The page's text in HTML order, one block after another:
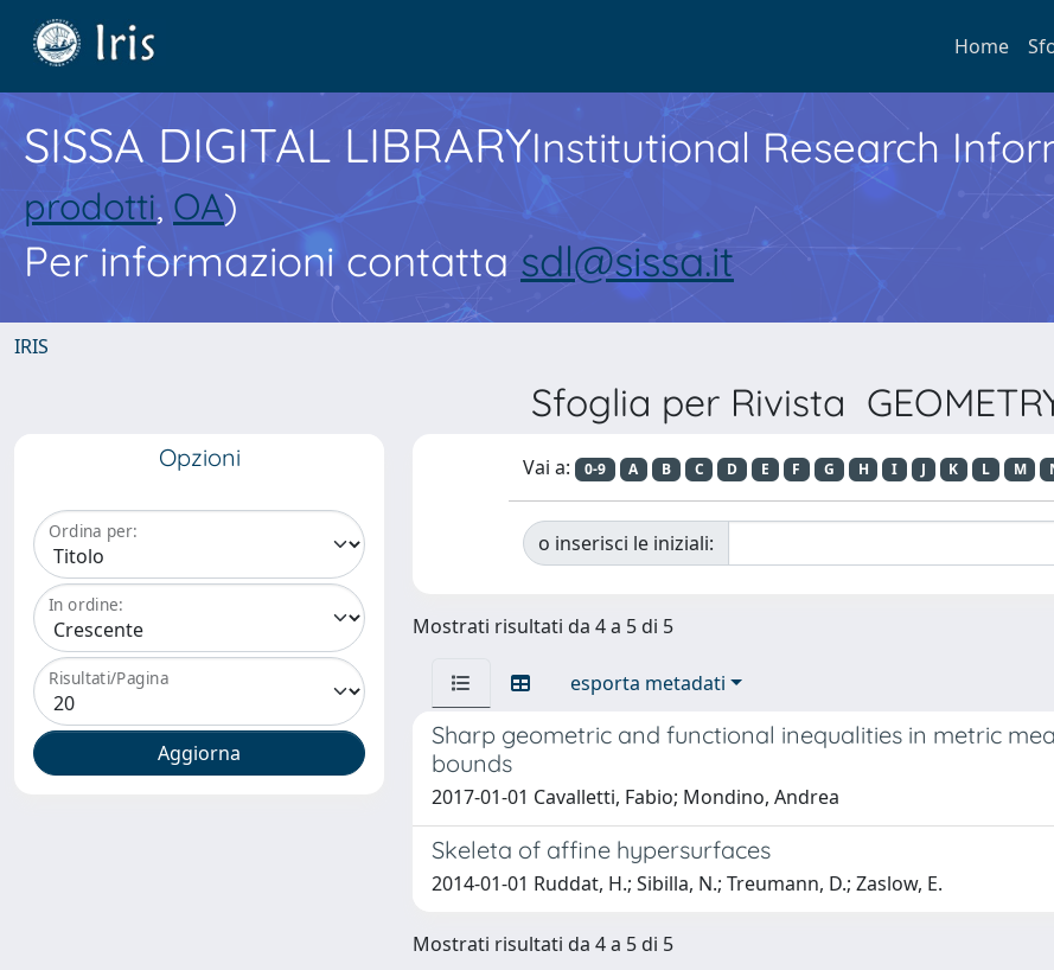
Home
SISSA DIGITAL LIBRARYInstitutional Research
prodotti, OA)
Per informazioni contatta sdl@sissa.it
IRIS
Sfoglia per Rivista
Opzioni
Ordina per:
In ordine:
Risultati/Pagina
Vai a: 0-9 A B C D E F G H I J K L M
o inserisci le iniziali:
Mostrati risultati da 4 a 5 di 5
esporta metadati
Sharp geometric and functional inequalities in metric
bounds
2017-01-01 Cavalletti, Fabio; Mondino, Andrea
Skeleta of affine hypersurfaces
2014-01-01 Ruddat, H.; Sibilla, N.; Treumann, D.; Zaslow, E.
Mostrati risultati da 4 a 5 di 5